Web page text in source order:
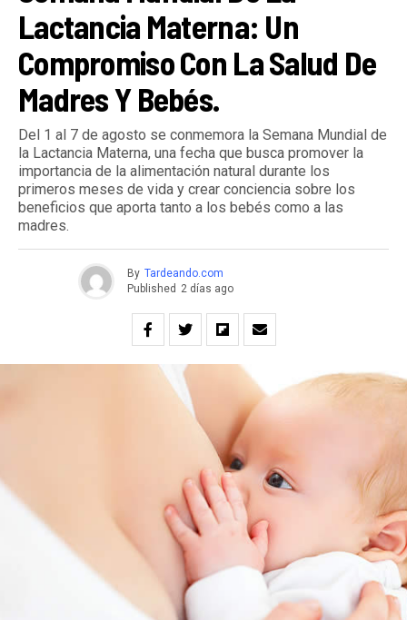
Lactancia Materna: Un
Compromiso Con La Salud De
Madres Y Bebés.
Del 1 al 7 de agosto se conmemora la Semana Mundial de
la Lactancia Materna, una fecha que busca promover la
importancia de la alimentación natural durante los
primeros meses de vida y crear conciencia sobre los
beneficios que aporta tanto a los bebés como a las
madres.
By Tardeando.com
Published 2 días ago